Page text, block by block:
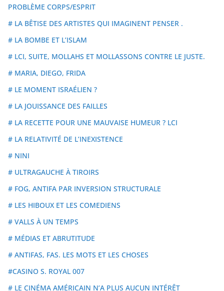
PROBLÈME CORPS/ESPRIT
# LA BÊTISE DES ARTISTES QUI IMAGINENT PENSER .
# LA BOMBE ET L’ISLAM
# LCI, SUITE, MOLLAHS ET MOLLASSONS CONTRE LE JUSTE.
# MARIA, DIEGO, FRIDA
# LE MOMENT ISRAÉLIEN ?
# LA JOUISSANCE DES FAILLES
# LA RECETTE POUR UNE MAUVAISE HUMEUR ? LCI
# LA RELATIVITÉ DE L’INEXISTENCE
# NINI
# ULTRAGAUCHE À TIROIRS
# FOG, ANTIFA PAR INVERSION STRUCTURALE
# LES HIBOUX ET LES COMEDIENS
# VALLS À UN TEMPS
# MÉDIAS ET ABRUTITUDE
# ANTIFAS, FAS. LES MOTS ET LES CHOSES
#CASINO S. ROYAL 007
# LE CINÉMA AMÉRICAIN N’A PLUS AUCUN INTÉRÊT